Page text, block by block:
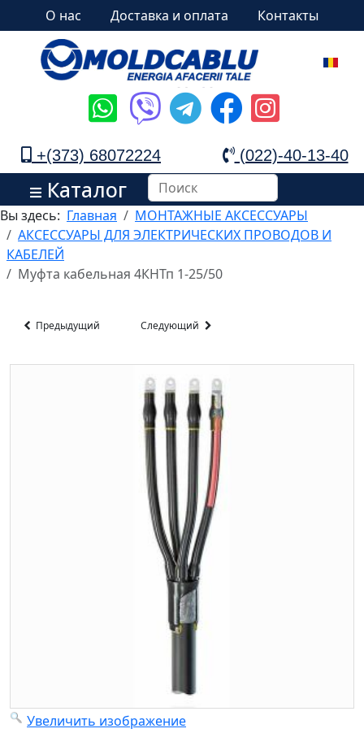
О нас Доставка и оплата Контакты
+(373) 68072224 (022)-40-13-40
Каталог
Вы здесь: Главная
МОНТАЖНЫЕ АКСЕССУАРЫ
АКСЕССУАРЫ ДЛЯ ЭЛЕКТРИЧЕСКИХ ПРОВОДОВ И
КАБЕЛЕЙ
Муфта кабельная 4КНТп 1-25/50
Предыдущий Следующий
Увеличить изображение